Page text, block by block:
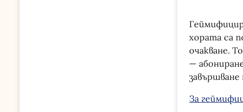
хората са
очакване.
—
За